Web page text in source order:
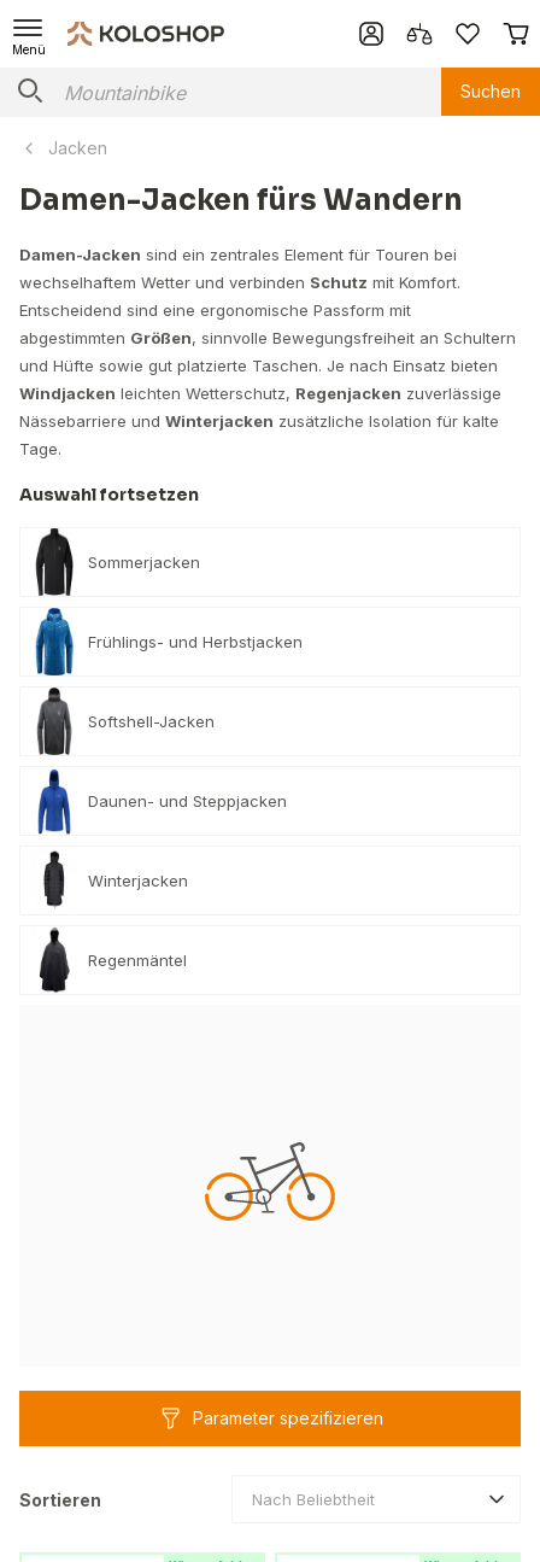
Menü
Suchen
Jacken
Damen-Jacken fürs Wandern
Damen-Jacken sind ein zentrales Element für Touren bei
wechselhaftem Wetter und verbinden Schutz mit Komfort.
Entscheidend sind eine ergonomische Passform mit
abgestimmten Größen, sinnvolle Bewegungsfreiheit an Schultern
und Hüfte sowie gut platzierte Taschen. Je nach Einsatz bieten
Windjacken leichten Wetterschutz, Regenjacken zuverlässige
Nässebarriere und Winterjacken zusätzliche Isolation für kalte
Tage.
Auswahl fortsetzen
Sommerjacken
Frühlings- und Herbstjacken
Softshell-Jacken
Daunen- und Steppjacken
Winterjacken
Regenmäntel
Parameter spezifizieren
Sortieren Nach Beliebtheit